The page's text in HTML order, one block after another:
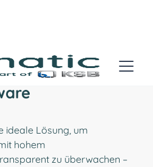
Business Value
ideale Lösung, um
hohem
zu überwachen –